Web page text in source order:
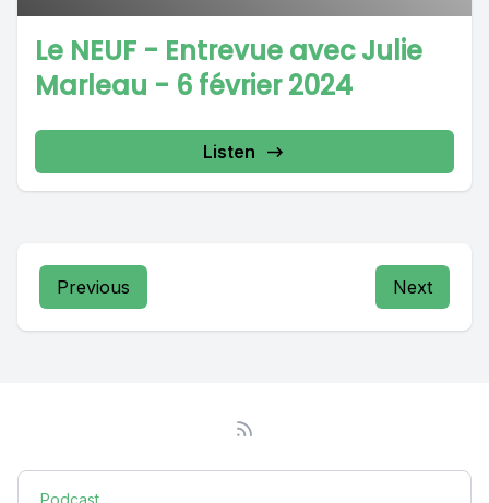
Le NEUF - Entrevue avec Julie
Marleau - 6 février 2024
Listen
Previous Next
Podcast